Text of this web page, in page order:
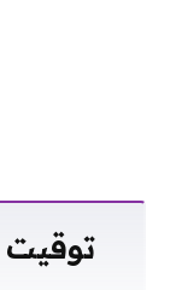
توقيت